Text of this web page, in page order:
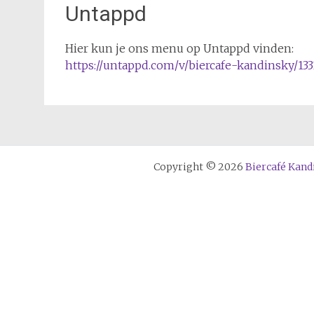
Untappd
Hier kun je ons menu op Untappd vinden:
https://untappd.com/v/biercafe-kandinsky/
Copyright © 2026 Biercafé